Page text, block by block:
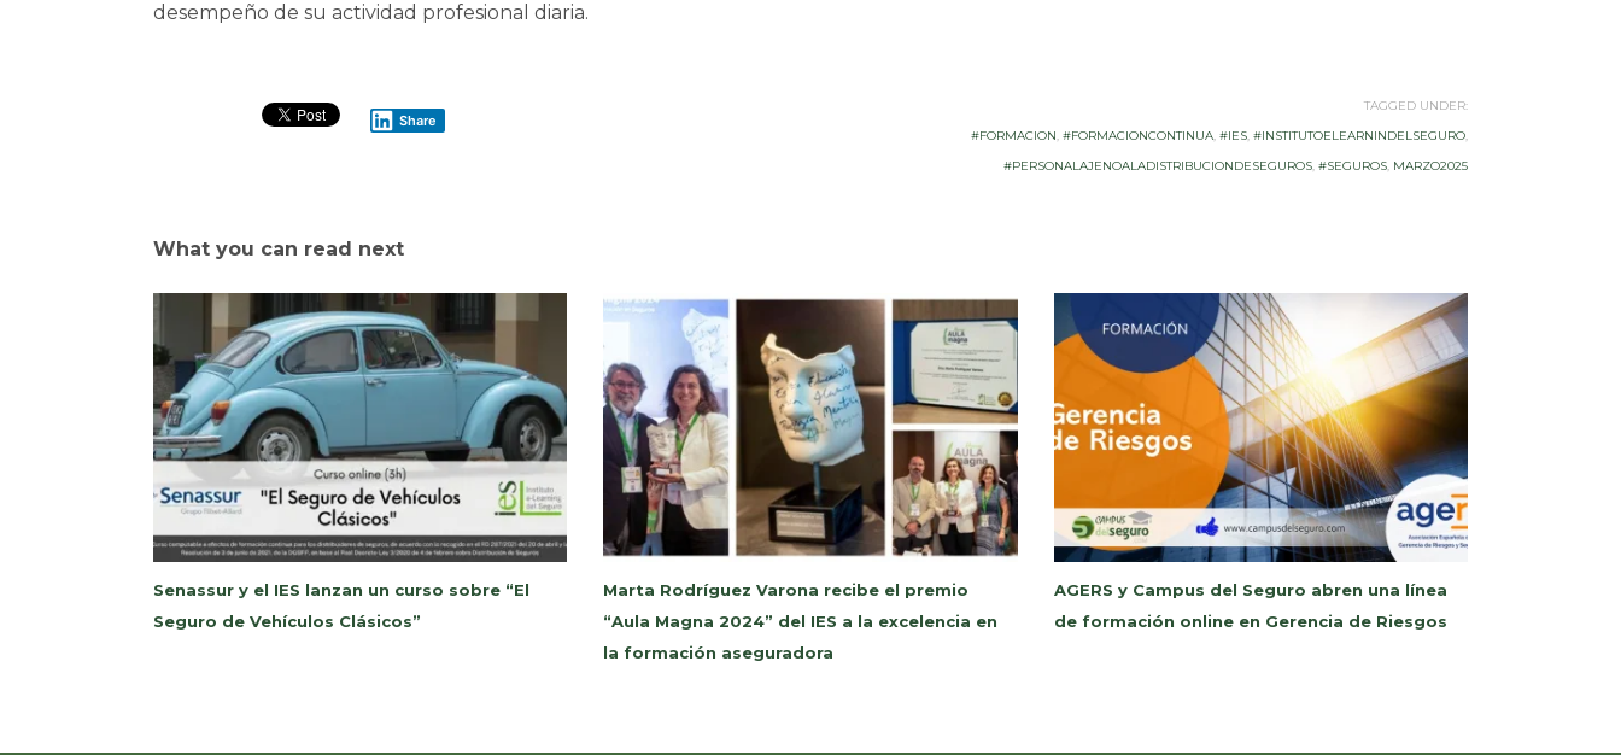
desempeño de su actividad profesional diaria.
Share
TAGGED UNDER:
#FORMACION, #FORMACIONCONTINUA, #IES, #INSTITUTOELEARNINDELSEGURO,
#PERSONALAJENOALADISTRIBUCIONDESEGUROS, #SEGUROS, MARZO2025
What you can read next
Senassur y el IES lanzan un curso sobre “El
Seguro de Vehículos Clásicos”
Marta Rodríguez Varona recibe el premio
“Aula Magna 2024” del IES a la excelencia en
la formación aseguradora
AGERS y Campus del Seguro abren una línea
de formación online en Gerencia de Riesgos